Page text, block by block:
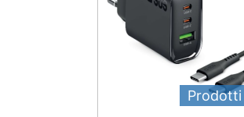
Prodotti